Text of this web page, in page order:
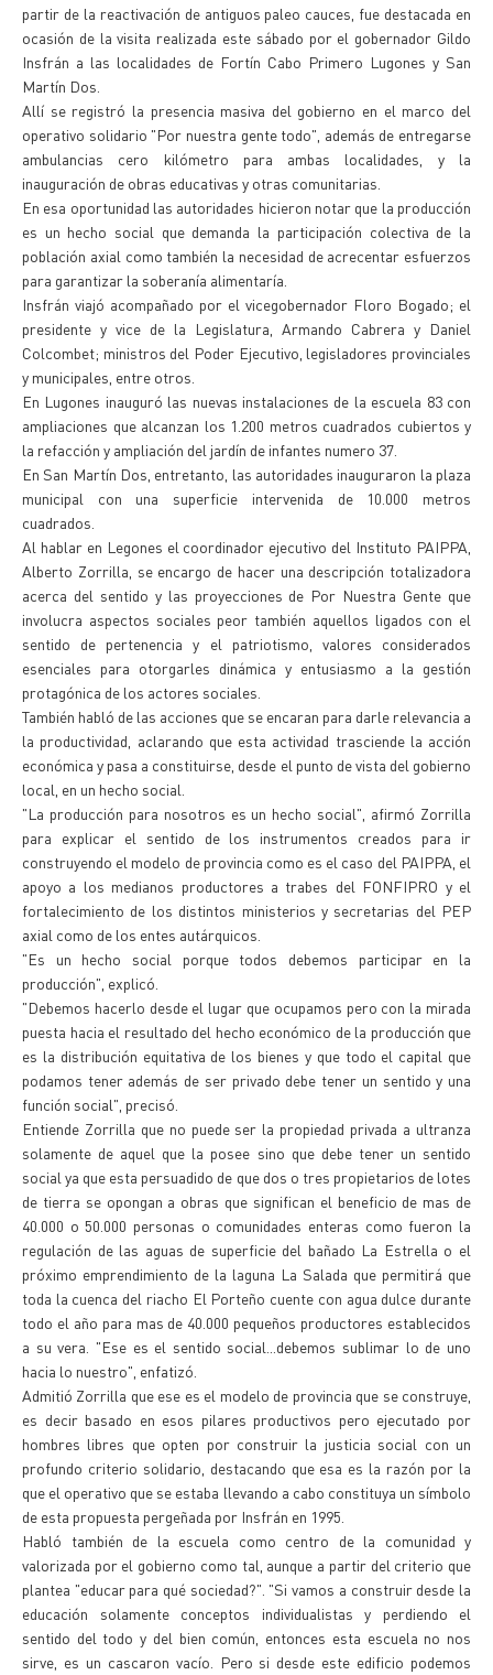
partir de la reactivación de antiguos paleo cauces, fue destacada en
ocasión de la visita realizada este sábado por el gobernador Gildo
Insfrán a las localidades de Fortín Cabo Primero Lugones y San
Martín Dos.
Allí se registró la presencia masiva del gobierno en el marco del
operativo solidario "Por nuestra gente todo", además de entregarse
ambulancias cero kilómetro para ambas localidades, y la
inauguración de obras educativas y otras comunitarias.
En esa oportunidad las autoridades hicieron notar que la producción
es un hecho social que demanda la participación colectiva de la
población axial como también la necesidad de acrecentar esfuerzos
para garantizar la soberanía alimentaría.
Insfrán viajó acompañado por el vicegobernador Floro Bogado; el
presidente y vice de la Legislatura, Armando Cabrera y Daniel
Colcombet; ministros del Poder Ejecutivo, legisladores provinciales
y municipales, entre otros.
En Lugones inauguró las nuevas instalaciones de la escuela 83 con
ampliaciones que alcanzan los 1.200 metros cuadrados cubiertos y
la refacción y ampliación del jardín de infantes numero 37.
En San Martín Dos, entretanto, las autoridades inauguraron la plaza
municipal con una superficie intervenida de 10.000 metros
cuadrados.
Al hablar en Legones el coordinador ejecutivo del Instituto PAIPPA,
Alberto Zorrilla, se encargo de hacer una descripción totalizadora
acerca del sentido y las proyecciones de Por Nuestra Gente que
involucra aspectos sociales peor también aquellos ligados con el
sentido de pertenencia y el patriotismo, valores considerados
esenciales para otorgarles dinámica y entusiasmo a la gestión
protagónica de los actores sociales.
También habló de las acciones que se encaran para darle relevancia a
la productividad, aclarando que esta actividad trasciende la acción
económica y pasa a constituirse, desde el punto de vista del gobierno
local, en un hecho social.
"La producción para nosotros es un hecho social", afirmó Zorrilla
para explicar el sentido de los instrumentos creados para ir
construyendo el modelo de provincia como es el caso del PAIPPA, el
apoyo a los medianos productores a trabes del FONFIPRO y el
fortalecimiento de los distintos ministerios y secretarias del PEP
axial como de los entes autárquicos.
"Es un hecho social porque todos debemos participar en la
producción", explicó.
"Debemos hacerlo desde el lugar que ocupamos pero con la mirada
puesta hacia el resultado del hecho económico de la producción que
es la distribución equitativa de los bienes y que todo el capital que
podamos tener además de ser privado debe tener un sentido y una
función social", precisó.
Entiende Zorrilla que no puede ser la propiedad privada a ultranza
solamente de aquel que la posee sino que debe tener un sentido
social ya que esta persuadido de que dos o tres propietarios de lotes
de tierra se opongan a obras que significan el beneficio de mas de
40.000 o 50.000 personas o comunidades enteras como fueron la
regulación de las aguas de superficie del bañado La Estrella o el
próximo emprendimiento de la laguna La Salada que permitirá que
toda la cuenca del riacho El Porteño cuente con agua dulce durante
todo el año para mas de 40.000 pequeños productores establecidos
a su vera. "Ese es el sentido social...debemos sublimar lo de uno
hacia lo nuestro", enfatizó.
Admitió Zorrilla que ese es el modelo de provincia que se construye,
es decir basado en esos pilares productivos pero ejecutado por
hombres libres que opten por construir la justicia social con un
profundo criterio solidario, destacando que esa es la razón por la
que el operativo que se estaba llevando a cabo constituya un símbolo
de esta propuesta pergeñada por Insfrán en 1995.
Habló también de la escuela como centro de la comunidad y
valorizada por el gobierno como tal, aunque a partir del criterio que
plantea "educar para qué sociedad?". "Si vamos a construir desde la
educación solamente conceptos individualistas y perdiendo el
sentido del todo y del bien común, entonces esta escuela no nos
sirve, es un cascaron vacío. Pero si desde este edificio podemos